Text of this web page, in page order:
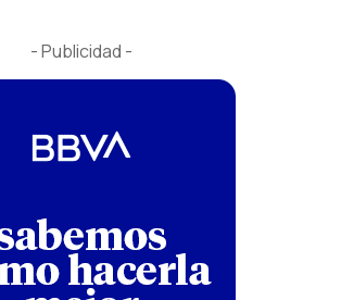
- Publicidad -